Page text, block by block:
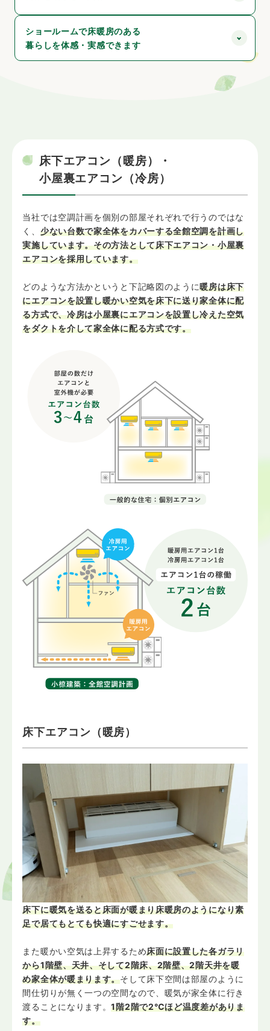
ショールームで床暖房のある
暮らしを体感・実感できます
床下エアコン（暖房）・
小屋裏エアコン（冷房）
当社では空調計画を個別の部屋それぞれで行うのではな
く、 少ない台数で家全体をカバーする全館空調を計画し
実施しています。その方法として床下エアコン・小屋裏
エアコンを採用しています。
どのような方法かというと下記略図のように暖房は床下
にエアコンを設置し暖かい空気を床下に送り家全体に配
る方式で、冷房は小屋裏にエアコンを設置し冷えた空気
をダクトを介して家全体に配る方式です。
床下エアコン（暖房）
床下に暖気を送ると床面が暖まり床暖房のようになり素
足で居てもとても快適にすごせます。
また暖かい空気は上昇するため床面に設置した各ガラリ
から1階壁、天井、そして2階床、2階壁、2階天井を暖
め家全体が暖まります。そして床下空間は部屋のように
間仕切りが無く一つの空間なので、暖気が家全体に行き
渡ることになります。1階2階で2℃ほど温度差がありま
す。